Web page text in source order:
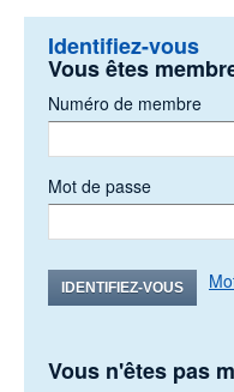
Identifiez-vous
Vous êtes
Numéro de membre
Mot de passe
IDENTIFIEZ-VOUS
Vous n'êtes pas